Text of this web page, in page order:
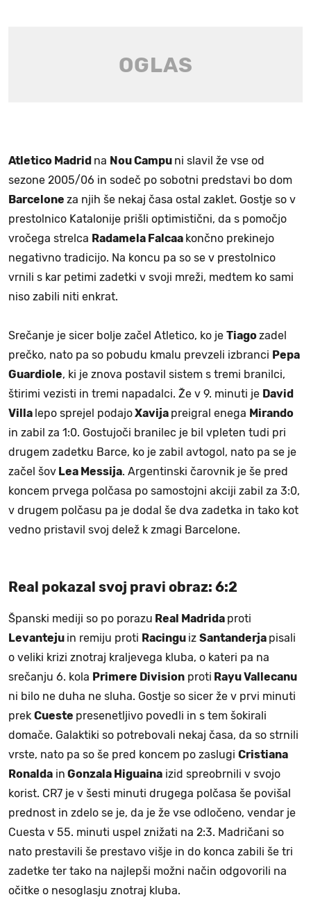
Atletico Madrid na Nou Campu ni slavil že vse od
sezone 2005/06 in sodeč po sobotni predstavi bo dom
Barcelone za njih še nekaj časa ostal zaklet. Gostje so v
prestolnico Katalonije prišli optimistični, da s pomočjo
vročega strelca Radamela Falcaa končno prekinejo
negativno tradicijo. Na koncu pa so se v prestolnico
vrnili s kar petimi zadetki v svoji mreži, medtem ko sami
niso zabili niti enkrat.
Srečanje je sicer bolje začel Atletico, ko je Tiagozadel
prečko, nato pa so pobudu kmalu prevzeli izbranci Pepa
Guardiole, ki je znova postavil sistem s tremi branilci,
štirimi vezisti in tremi napadalci. Že v 9. minuti je David
Villa lepo sprejel podajoXavija preigral enega Mirando
in zabil za 1:0. Gostujoči branilec je bil vpleten tudi pri
drugem zadetku Barce, ko je zabil avtogol, nato pa se je
začel šov Lea Messija. Argentinski čarovnik je še pred
koncem prvega polčasa po samostojni akciji zabil za 3:0,
v drugem polčasu pa je dodal še dva zadetka in tako kot
vedno pristavil svoj delež k zmagi Barcelone.
Real pokazal svoj pravi obraz: 6:2
Španski mediji so po porazu Real Madrida proti
Levanteju in remiju proti Racingu iz Santanderja pisali
o veliki krizi znotraj kraljevega kluba, o kateri pa na
srečanju 6. kola Primere Division proti Rayu Vallecanu
ni bilo ne duha ne sluha. Gostje so sicer že v prvi minuti
prek Cueste presenetljivo povedli in s tem šokirali
domače. Galaktiki so potrebovali nekaj časa, da so strnili
vrste, nato pa so še pred koncem po zaslugi Cristiana
Ronalda in Gonzala Higuaina izid spreobrnili v svojo
korist. CR7 je v šesti minuti drugega polčasa še povišal
prednost in zdelo se je, da je že vse odločeno, vendar je
Cuesta v 55. minuti uspel znižati na 2:3. Madričani so
nato prestavili še prestavo višje in do konca zabili še tri
zadetke ter tako na najlepši možni način odgovorili na
očitke o nesoglasju znotraj kluba.